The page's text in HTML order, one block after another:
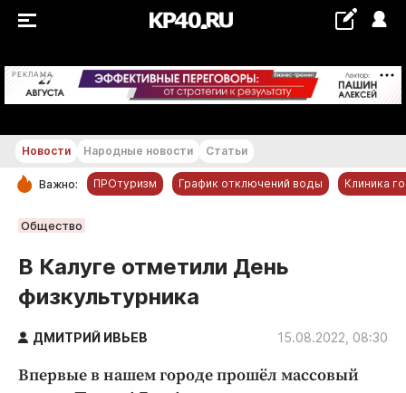
РЕКЛАМА +18...+19 °С
РУБРИКИ
Новости компаний
Статьи
Народные новости
Новости Народные новости Статьи
Важно: ПРОтуризм График отключений воды Клиника
Общество
В Калуге отметили День
физкультурника
ДМИТРИЙ ИВЬЕВ 15.08.2022, 08:30
Впервые в нашем городе прошёл массовый